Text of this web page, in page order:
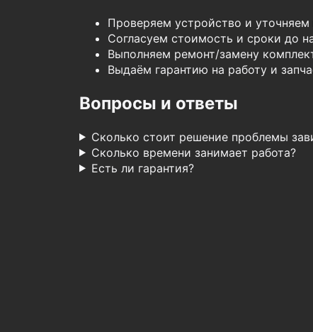
Проверяем устройство и уточняем
Согласуем стоимость и сроки до
Выполняем ремонт/замену
Выдаём гарантию на работу и
Вопросы и ответы
Сколько стоит решение проблемы
Сколько времени занимает работа?
Есть ли гарантия?